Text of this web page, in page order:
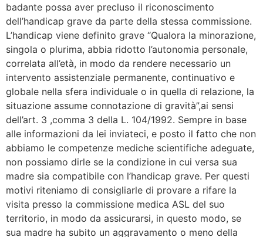
badante possa aver precluso il riconoscimento
dell’handicap grave da parte della stessa commissione.
L’handicap viene definito grave “Qualora la minorazione,
singola o plurima, abbia ridotto l’autonomia personale,
correlata all’età, in modo da rendere necessario un
intervento assistenziale permanente, continuativo e
globale nella sfera individuale o in quella di relazione, la
situazione assume connotazione di gravità”,ai sensi
dell’art. 3 ,comma 3 della L. 104/1992. Sempre in base
alle informazioni da lei inviateci, e posto il fatto che non
abbiamo le competenze mediche scientifiche adeguate,
non possiamo dirle se la condizione in cui versa sua
madre sia compatibile con l’handicap grave. Per questi
motivi riteniamo di consigliarle di provare a rifare la
visita presso la commissione medica ASL del suo
territorio, in modo da assicurarsi, in questo modo, se
sua madre ha subito un aggravamento o meno della